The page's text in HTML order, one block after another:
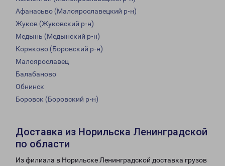
Афанасьво (Малоярославецкий р-н)
Жуков (Жуковский р-н)
Медынь (Медынский р-н)
Коряково (Боровский р-н)
Малоярославец
Балабаново
Обнинск
Боровск (Боровский р-н)
Доставка из Норильска Ленинградской
по области
Из филиала в Норильске Ленинградской доставка грузов